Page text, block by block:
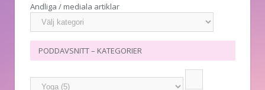
Andliga / mediala artiklar
PODDAVSNITT – KATEGORIER